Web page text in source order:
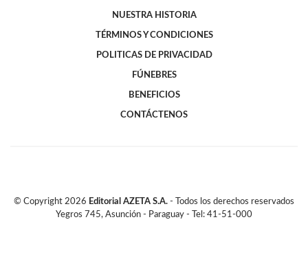
NUESTRA HISTORIA
TÉRMINOS Y CONDICIONES
POLITICAS DE PRIVACIDAD
FÚNEBRES
BENEFICIOS
CONTÁCTENOS
© Copyright 2026 Editorial AZETA S.A. - Todos los derechos reservados
Yegros 745, Asunción - Paraguay - Tel: 41-51-000